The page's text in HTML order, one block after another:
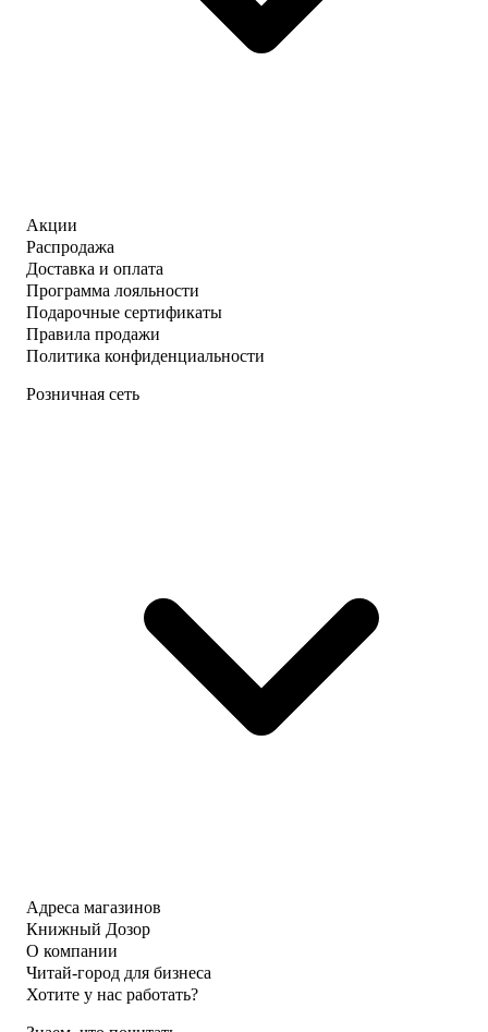
Акции
Распродажа
Доставка и оплата
Программа лояльности
Подарочные сертификаты
Правила продажи
Политика конфиденциальности
Розничная сеть
Адреса магазинов
Книжный Дозор
О компании
Читай-город для бизнеса
Хотите у нас работать?